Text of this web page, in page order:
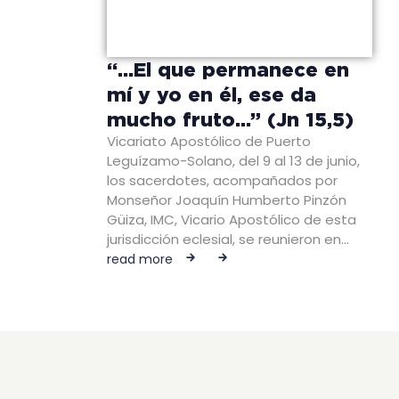
“…El que permanece en
mí y yo en él, ese da
mucho fruto…” (Jn 15,5)
Vicariato Apostólico de Puerto
Leguízamo-Solano, del 9 al 13 de junio,
los sacerdotes, acompañados por
Monseñor Joaquín Humberto Pinzón
Güiza, IMC, Vicario Apostólico de esta
jurisdicción eclesial, se reunieron en…
read more